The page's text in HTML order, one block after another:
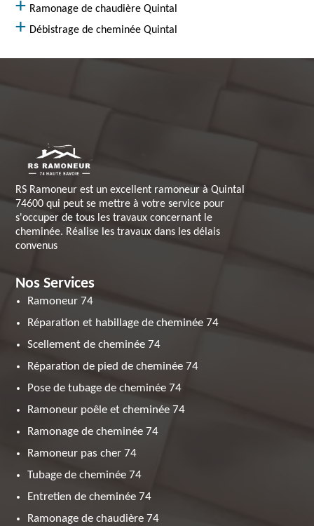
Ramonage de chaudière Quintal
Débistrage de cheminée Quintal
RS Ramoneur est un excellent ramoneur à Quintal
74600 qui peut se mettre à votre service pour
s'occuper de tous les travaux concernant le
cheminée. Réalise les travaux dans les délais
convenus
Nos Services
Ramoneur 74
Réparation et habillage de cheminée 74
Scellement de cheminée 74
Réparation de pied de cheminée 74
Pose de tubage de cheminée 74
Ramoneur poêle et cheminée 74
Ramonage de cheminée 74
Ramoneur pas cher 74
Tubage de cheminée 74
Entretien de cheminée 74
Ramonage de chaudière 74